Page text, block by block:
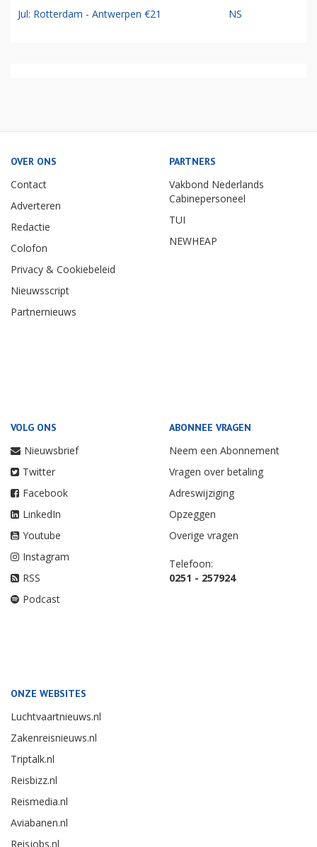
Jul: Rotterdam - Antwerpen €21 NS
OVER ONS
Contact
Adverteren
Redactie
Colofon
Privacy & Cookiebeleid
Nieuwsscript
Partnernieuws
PARTNERS
Vakbond Nederlands
Cabinepersoneel
TUI
NEWHEAP
VOLG ONS
Nieuwsbrief
Twitter
Facebook
LinkedIn
Youtube
Instagram
RSS
Podcast
ABONNEE VRAGEN
Neem een Abonnement
Vragen over betaling
Adreswijziging
Opzeggen
Overige vragen
Telefoon:
0251 - 257924
ONZE WEBSITES
Luchtvaartnieuws.nl
Zakenreisnieuws.nl
Triptalk.nl
Reisbizz.nl
Reismedia.nl
Aviabanen.nl
Reisjobs.nl